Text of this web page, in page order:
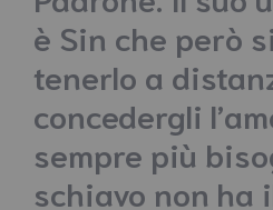
è Sin che però
tenerlo a
concedergli
sempre più
schiavo non